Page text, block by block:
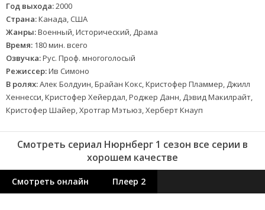
Год выхода:2000
Страна:Канада, США
Жанры:Военный, Исторический, Драма
Время: 180 мин. всего
Озвучка:Рус. Проф. многоголосый
Режиссер:Ив Симоно
В ролях:Алек Болдуин, Брайан Кокс, Кристофер Пламмер, Джилл
Хеннесси, Кристофер Хейердал, Роджер Данн, Дэвид Макилрайт,
Кристофер Шайер, Хротгар Мэтьюз, Херберт Кнауп
Смотреть сериал Нюрнберг 1 сезон все серии в
хорошем качестве
Смотреть онлайн Плеер 2